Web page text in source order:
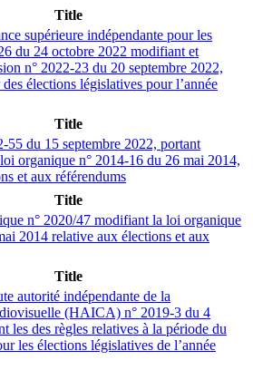
Title
supérieure indépendante pour les
du 24 octobre 2022 modifiant et
n° 2022-23 du 20 septembre 2022,
élections législatives pour l’année
Title
55 du 15 septembre 2022, portant
organique n° 2014-16 du 26 mai 2014,
et aux référendums
Title
n° 2020/47 modifiant la loi organique
2014 relative aux élections et aux
Title
autorité indépendante de la
(HAICA) n° 2019-3 du 4
les des règles relatives à la période du
les élections législatives de l’année